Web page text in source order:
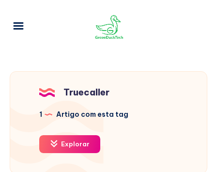
Truecaller
1 Artigo com esta tag
Explorar